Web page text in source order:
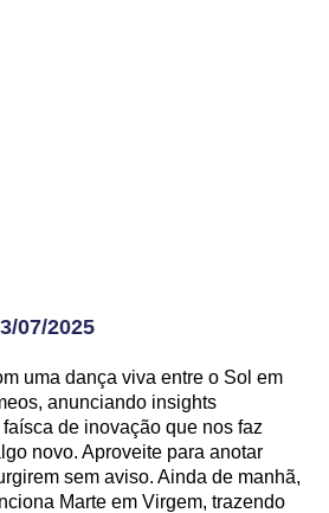
07/2025
uma dança viva entre o Sol em
anunciando insights
de inovação que nos faz
novo. Aproveite para anotar
sem aviso. Ainda de manhã,
Marte em Virgem, trazendo